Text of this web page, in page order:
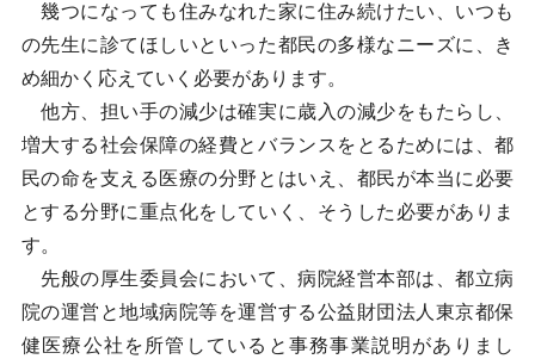
幾つになっても住みなれた家に住み続けたい、いつも
の先生に診てほしいといった都民の多様なニーズに、き
め細かく応えていく必要があります。
他方、担い手の減少は確実に歳入の減少をもたらし、
増大する社会保障の経費とバランスをとるためには、都
民の命を支える医療の分野とはいえ、都民が本当に必要
とする分野に重点化をしていく、そうした必要がありま
す。
先般の厚生委員会において、病院経営本部は、都立病
院の運営と地域病院等を運営する公益財団法人東京都保
健医療公社を所管していると事務事業説明がありまし